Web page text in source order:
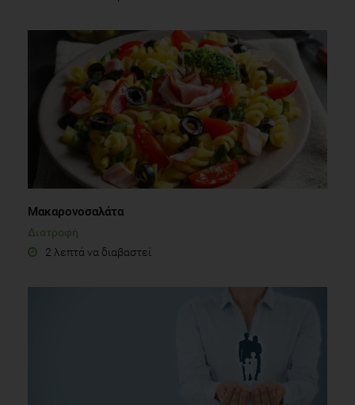
Μακαρονοσαλάτα
Διατροφή
2 λεπτά να διαβαστεί